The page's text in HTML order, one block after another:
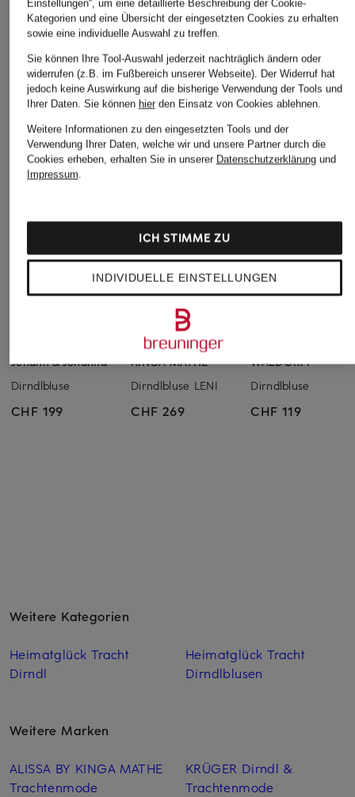
Johann & Johanna
Dirndlbluse
CHF 199
KINGA MATHE
Dirndlbluse LENI
CHF 269
WALDORFF
Dirndlbluse
CHF 119
Weitere Kategorien
Heimatglück Tracht
Dirndl
Heimatglück Tracht
Dirndlblusen
Weitere Marken
ALISSA BY KINGA MATHE
Trachtenmode
KRÜGER Dirndl &
Trachtenmode
Einstellungen“, um eine detaillierte Beschreibung der Cookie-
Kategorien und eine Übersicht der eingesetzten Cookies zu erhalten
sowie eine individuelle Auswahl zu treffen.
Sie können Ihre Tool-Auswahl jederzeit nachträglich ändern oder
widerrufen (z.B. im Fußbereich unserer Webseite). Der Widerruf hat
jedoch keine Auswirkung auf die bisherige Verwendung der Tools und
Ihrer Daten. Sie können hierden Einsatz von Cookies ablehnen.
Weitere Informationen zu den eingesetzten Tools und der
Verwendung Ihrer Daten, welche wir und unsere Partner durch die
Cookies erheben, erhalten Sie in unserer Datenschutzerklärungund
Impressum.
INDIVIDUELLE EINSTELLUNGEN
ICH STIMME ZU